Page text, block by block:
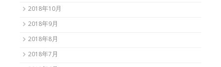
2018年10月
2018年9月
2018年8月
2018年7月